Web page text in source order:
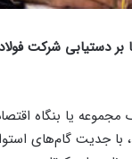
بر دستیابی شرکت
مجموعه یا بنگاه
با جدیت گام‌های